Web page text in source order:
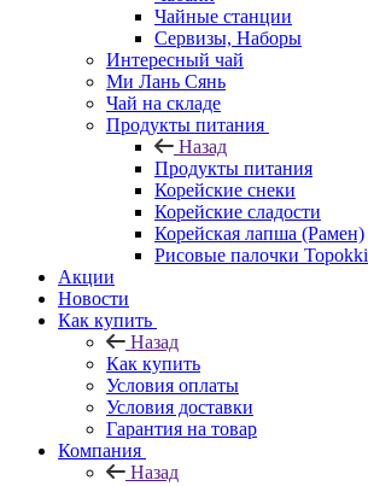
Чайные станции
Сервизы, Наборы
Интересный чай
Ми Лань Сянь
Чай на складе
Продукты питания
Назад
Продукты питания
Корейские снеки
Корейские сладости
Корейская лапша (Рамен)
Рисовые палочки Topokki
Акции
Новости
Как купить
Назад
Как купить
Условия оплаты
Условия доставки
Гарантия на товар
Компания
Назад